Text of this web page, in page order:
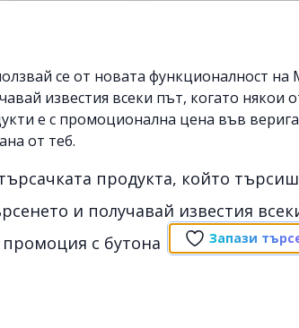
се от новата функционалност на
известия всеки път, когато някои
е с промоционална цена във
от теб.
продукта, който
и получавай известия
промоция с бутона
Запази